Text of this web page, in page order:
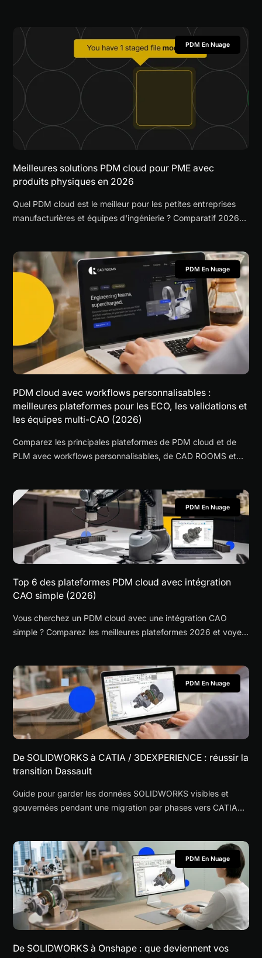
PDM En Nuage
Meilleures solutions PDM cloud pour PME avec
produits physiques en 2026
Quel PDM cloud est le meilleur pour les petites entreprises
manufacturières et équipes d'ingénierie ? Comparatif 2026
PDM En Nuage
PDM cloud avec workflows personnalisables :
meilleures plateformes pour les ECO, les validations et
les équipes multi-CAO (2026)
Comparez les principales plateformes de PDM cloud et de
PLM avec workflows personnalisables, de CAD ROOMS et
PDM En Nuage
Top 6 des plateformes PDM cloud avec intégration
CAO simple (2026)
Vous cherchez un PDM cloud avec une intégration CAO
simple ? Comparez les meilleures plateformes 2026 et voyez
PDM En Nuage
De SOLIDWORKS à CATIA / 3DEXPERIENCE : réussir la
transition Dassault
Guide pour garder les données SOLIDWORKS visibles et
gouvernées pendant une migration par phases vers CATIA
PDM En Nuage
De SOLIDWORKS à Onshape : que deviennent vos